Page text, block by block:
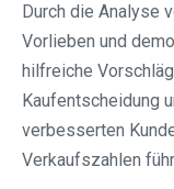
Durch die Analyse
Vorlieben und
hilfreiche
Kaufentscheidung
verbesserten
Verkaufszahlen